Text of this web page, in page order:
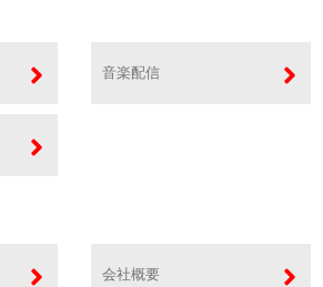
音楽配信
会社概要